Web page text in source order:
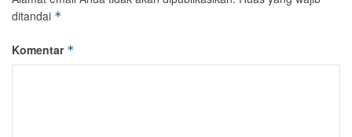
ditandai *
Komentar *